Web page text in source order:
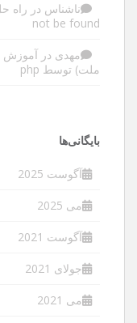
ناشناس در
not be found
مهدی در آموزش
ملت) توسط php
بایگانی‌ها
آگوست 2025
می 2025
آگوست 2021
جولای 2021
می 2021